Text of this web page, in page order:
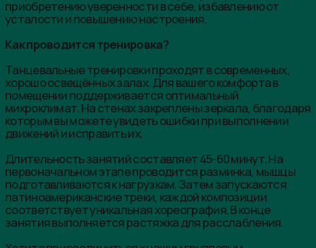
Согласен сполитикой
конфиденциальности
данных
ЗАПИСАТЬСЯ